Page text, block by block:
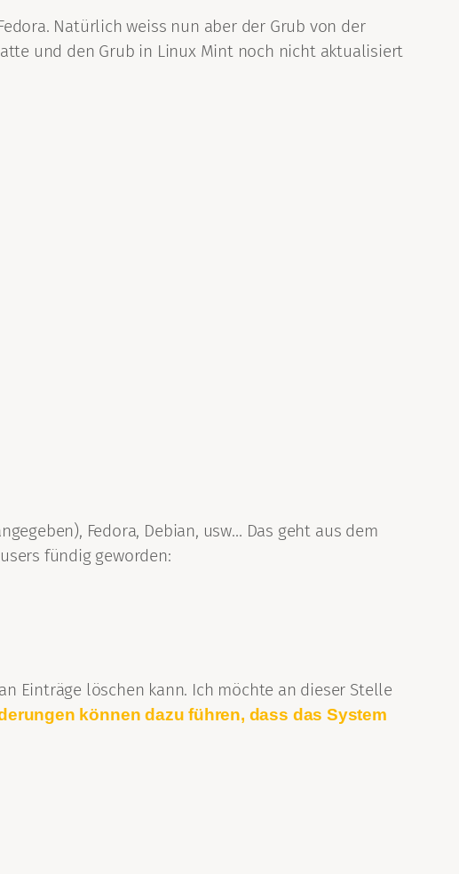
Natürlich weiss nun aber der Grub von der
und den Grub in Linux Mint noch nicht aktualisiert
Fedora, Debian, usw… Das geht aus dem
fündig geworden:
Einträge löschen kann. Ich möchte an dieser Stelle
können dazu führen, dass das System